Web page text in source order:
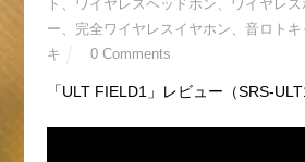
ト、ワイヤレスヘッドホン、ワイヤレ
ー、完全ワイヤレスイヤホン、音ロト
キ
0 Comments
「ULT FIELD1」レビュー（SRS-